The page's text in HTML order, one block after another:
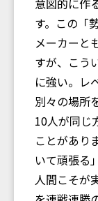
す。この「
メーカーと
すが、こう
に強い。レ
別々の場所
10人が同じ
ことがあり
いて頑張る
人間こそが